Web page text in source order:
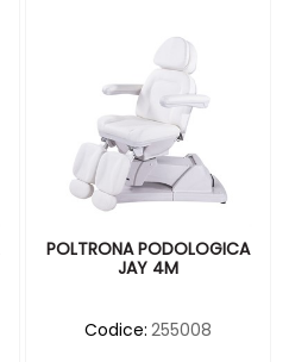
POLTRONA PODOLOGICA
JAY 4M
Codice: 255008